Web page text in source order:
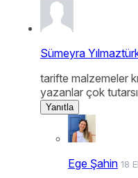
Sümeyra
tarifte malzemeler
yazanlar çok
Yanıtla
Ege Şahin 18